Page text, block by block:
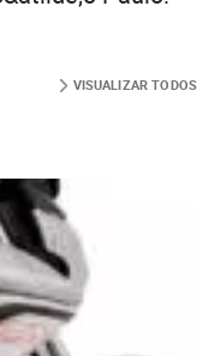
VISUALIZAR TODOS